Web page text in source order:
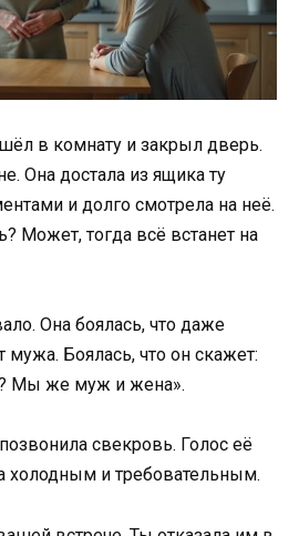
в комнату и закрыл дверь.
Она достала из ящика ту
и долго смотрела на неё.
Может, тогда всё встанет на
Она боялась, что даже
Боялась, что он скажет:
Мы же муж и жена».
свекровь. Голос её
холодным и требовательным.